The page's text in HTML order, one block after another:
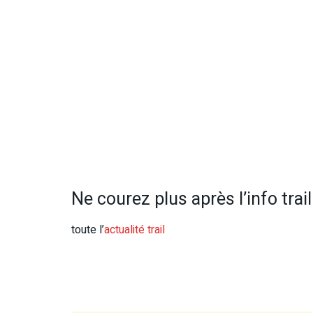
Ne courez plus après l’info
toute l’actualité trail